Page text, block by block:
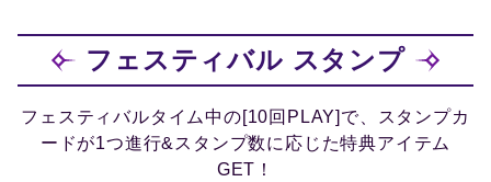
フェスティバル スタンプ
フェスティバルタイム中の[10回PLAY]で、スタンプカ
ードが1つ進行&スタンプ数に応じた特典アイテム
GET！